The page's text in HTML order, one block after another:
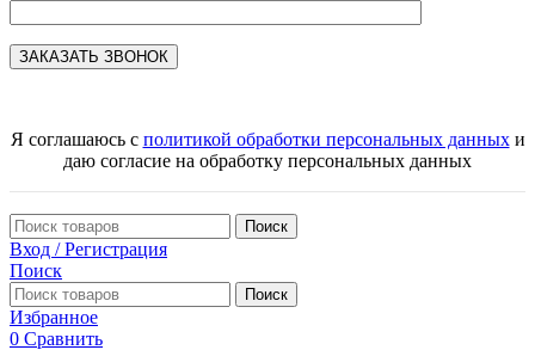
Я соглашаюсь с политикой обработки персональных данныхи
даю согласие на обработку персональных данных
Поиск
Вход / Регистрация
Поиск
Поиск
Избранное
0 Сравнить